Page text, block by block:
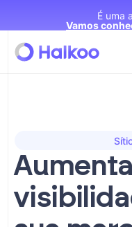
É uma
Vamos